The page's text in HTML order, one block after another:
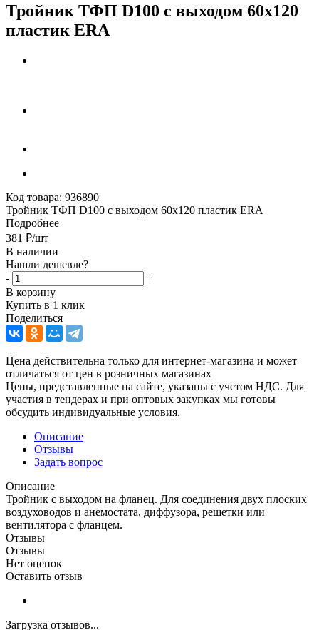
Тройник ТФП D100 с выходом 60х120
пластик ERA
Код товара: 936890
Тройник ТФП D100 с выходом 60х120 пластик ERA
Подробнее
381 ₽/шт
В наличии
Нашли дешевле?
-
+
В корзину
Купить в 1 клик
Поделиться
Цена действительна только для интернет-магазина и может
отличаться от цен в розничных магазинах
Цены, представленные на сайте, указаны с учетом НДС. Для
участия в тендерах и при оптовых закупках мы готовы
обсудить индивидуальные условия.
Описание
Отзывы
Задать вопрос
Описание
Тройник с выходом на фланец. Для соединения двух плоских
воздуховодов и анемостата, диффузора, решетки или
вентилятора с фланцем.
Отзывы
Отзывы
Нет оценок
Оставить отзыв
Загрузка отзывов...